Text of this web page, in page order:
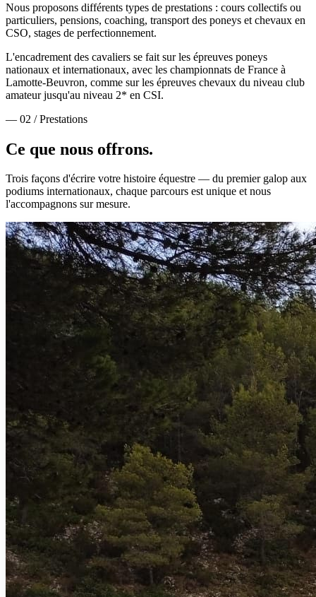
Nous proposons différents types de prestations : cours collectifs ou
particuliers, pensions, coaching, transport des poneys et chevaux en
CSO, stages de perfectionnement.
L'encadrement des cavaliers se fait sur les épreuves poneys
nationaux et internationaux, avec les championnats de France à
Lamotte-Beuvron, comme sur les épreuves chevaux du niveau club
amateur jusqu'au niveau 2* en CSI.
— 02 / Prestations
Ce que nous offrons.
Trois façons d'écrire votre histoire équestre — du premier galop aux
podiums internationaux, chaque parcours est unique et nous
l'accompagnons sur mesure.